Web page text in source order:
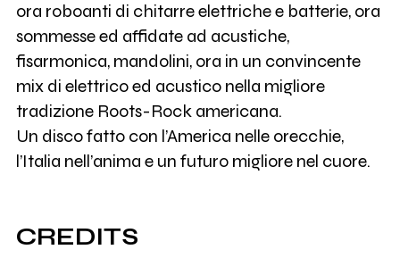
ora roboanti di chitarre elettriche e batterie, ora
sommesse ed affidate ad acustiche,
fisarmonica, mandolini, ora in un convincente
mix di elettrico ed acustico nella migliore
tradizione Roots-Rock americana.
Un disco fatto con l’America nelle orecchie,
l’Italia nell’anima e un futuro migliore nel cuore.
CREDITS